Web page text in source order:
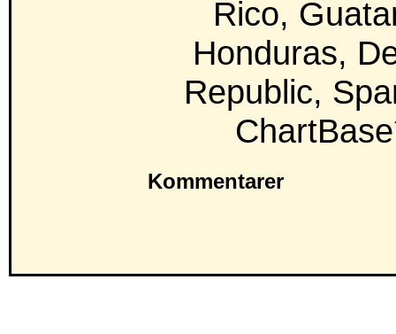
Rico,
Honduras,
Republic,
Kommentarer